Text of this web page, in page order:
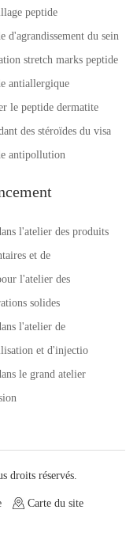
peptide
d'agrandissement du sein
stretch marks peptide
antiallergique
le peptide dermatite
des stéroïdes du visa
antipollution
l'atelier des produits
et de
l'atelier des
solides
l'atelier de
et d'injectio
le grand atelier
droits réservés.
Carte du site